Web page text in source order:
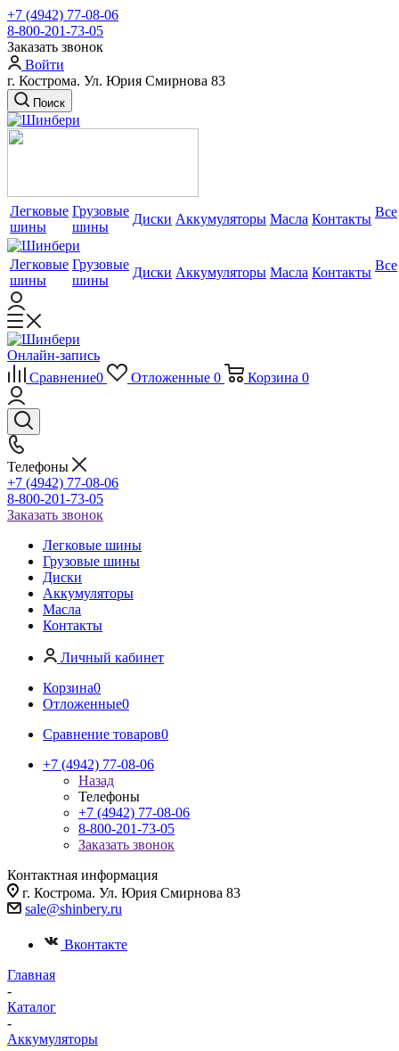
+7 (4942) 77-08-06
8-800-201-73-05
Заказать звонок
Войти
г. Кострома. Ул. Юрия Смирнова 83
Поиск
Легковые
шины
Грузовые
шины
Диски Аккумуляторы Масла Контакты Все
Легковые
шины
Грузовые
шины
Диски Аккумуляторы Масла Контакты Все
Онлайн-запись
Сравнение0 Отложенные 0 Корзина 0
Телефоны
+7 (4942) 77-08-06
8-800-201-73-05
Заказать звонок
Легковые шины
Грузовые шины
Диски
Аккумуляторы
Масла
Контакты
Личный кабинет
Корзина0
Отложенные0
Сравнение товаров0
+7 (4942) 77-08-06
Назад
Телефоны
+7 (4942) 77-08-06
8-800-201-73-05
Заказать звонок
Контактная информация
г. Кострома. Ул. Юрия Смирнова 83
sale@shinbery.ru
Вконтакте
Главная
-
Каталог
-
Аккумуляторы